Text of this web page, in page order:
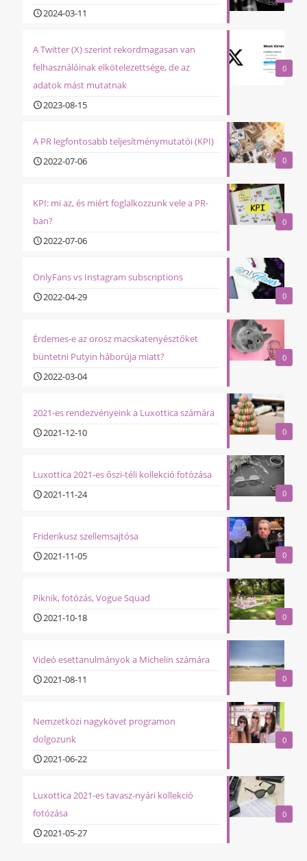
2024-03-11
0
A Twitter (X) szerint rekordmagasan van
felhasználóinak elkötelezettsége, de az
adatok mást mutatnak
2023-08-15
0
A PR legfontosabb teljesítménymutatói (KPI)
2022-07-06
0
KPI: mi az, és miért foglalkozzunk vele a PR-
ban?
2022-07-06
0
OnlyFans vs Instagram subscriptions
2022-04-29
0
Érdemes-e az orosz macskatenyésztőket
büntetni Putyin háborúja miatt?
2022-03-04
0
2021-es rendezvényeink a Luxottica számára
2021-12-10
0
Luxottica 2021-es őszi-téli kollekció fotózása
2021-11-24
0
Friderikusz szellemsajtósa
2021-11-05
0
Piknik, fotózás, Vogue Squad
2021-10-18
0
Videó esettanulmányok a Michelin számára
2021-08-11
0
Nemzetközi nagykövet programon
dolgozunk
2021-06-22
0
Luxottica 2021-es tavasz-nyári kollekció
fotózása
2021-05-27